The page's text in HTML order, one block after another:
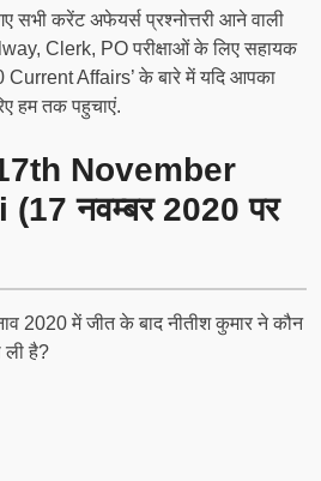
सभी करेंट अफेयर्स प्रश्नोत्तरी आने वाली
Clerk, PO परीक्षाओं के लिए सहायक
Current Affairs’ के बारे में यदि आपका
हम तक पहुचाएं.
November
नवम्बर 2020 पर
2020 में जीत के बाद नीतीश कुमार ने कौन
ली है?